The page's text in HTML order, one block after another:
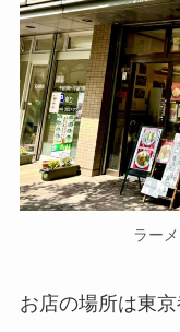
ラー
お店の場所は東京